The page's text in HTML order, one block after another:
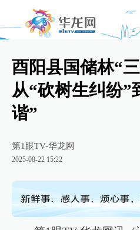
酉阳县国储林“
从“砍树生纠纷”
谐”
第1眼TV-华龙网
2025-08-22 15:22